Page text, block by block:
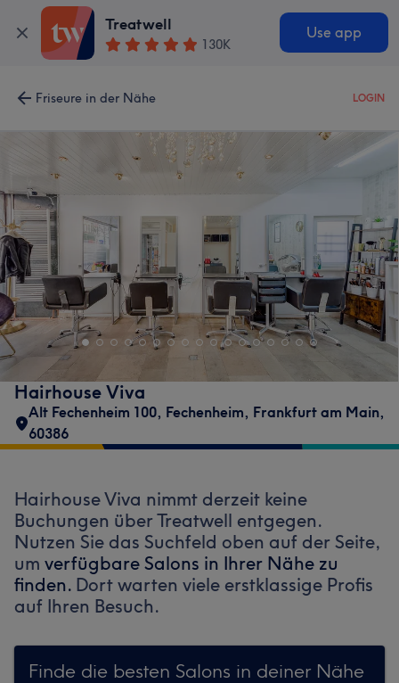
Treatwell
130K
Use app
Friseure in der Nähe LOGIN
Hairhouse Viva
Alt Fechenheim 100, Fechenheim, Frankfurt am Main,
60386
Hairhouse Viva nimmt derzeit keine
Buchungen über Treatwell entgegen.
Nutzen Sie das Suchfeld oben auf der Seite,
um verfügbare Salons in Ihrer Nähe zu
finden. Dort warten viele erstklassige Profis
auf Ihren Besuch.
Finde die besten Salons in deiner Nähe